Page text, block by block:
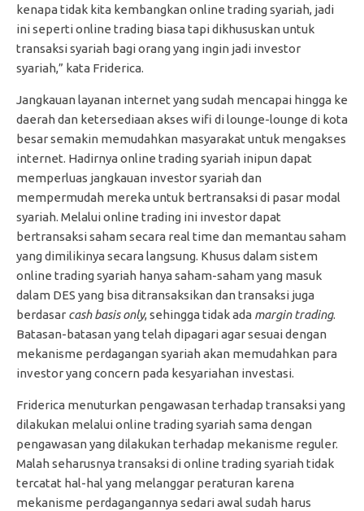
kenapa tidak kita kembangkan online trading syariah, jadi
ini seperti online trading biasa tapi dikhususkan untuk
transaksi syariah bagi orang yang ingin jadi investor
syariah,” kata Friderica.
Jangkauan layanan internet yang sudah mencapai hingga ke
daerah dan ketersediaan akses wifi di lounge-lounge di kota
besar semakin memudahkan masyarakat untuk mengakses
internet. Hadirnya online trading syariah inipun dapat
memperluas jangkauan investor syariah dan
mempermudah mereka untuk bertransaksi di pasar modal
syariah. Melalui online trading ini investor dapat
bertransaksi saham secara real time dan memantau saham
yang dimilikinya secara langsung. Khusus dalam sistem
online trading syariah hanya saham-saham yang masuk
dalam DES yang bisa ditransaksikan dan transaksi juga
berdasar cash basis only, sehingga tidak ada margin trading.
Batasan-batasan yang telah dipagari agar sesuai dengan
mekanisme perdagangan syariah akan memudahkan para
investor yang concern pada kesyariahan investasi.
Friderica menuturkan pengawasan terhadap transaksi yang
dilakukan melalui online trading syariah sama dengan
pengawasan yang dilakukan terhadap mekanisme reguler.
Malah seharusnya transaksi di online trading syariah tidak
tercatat hal-hal yang melanggar peraturan karena
mekanisme perdagangannya sedari awal sudah harus